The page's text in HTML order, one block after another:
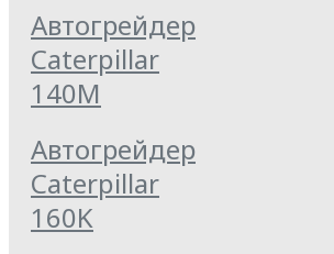
Автогрейдер
Caterpillar
140M
Автогрейдер
Caterpillar
160K